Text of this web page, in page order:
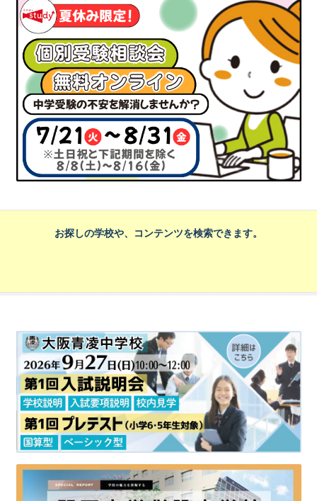
お探しの学校や、コンテンツを検索できます。